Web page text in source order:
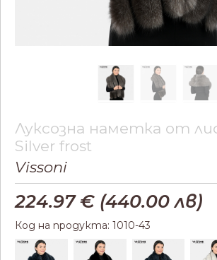
Луксозна наметка от
Silver frost
Vissoni
224.97€ (440.00 лв)
Код на продукта: 1010-43